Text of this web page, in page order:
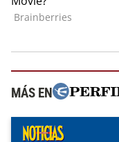
MÁS EN